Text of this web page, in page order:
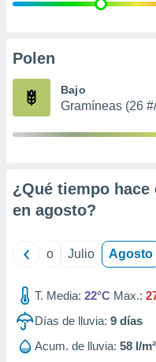
e
publicidad
Polen
Bajo
Gramíneas (26
¿Qué tiempo
en agosto?
Junio Julio Agosto
T. Media: 22°C Max.:
Días de lluvia: 9 días
Acum. de lluvia: 58 l/m²